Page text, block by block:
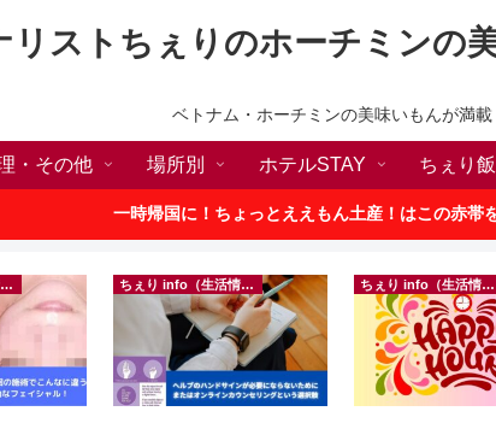
リストちぇりのホーチミンの
ベトナム・ホーチミンの美味いもんが満載
・その他 場所別 ホテルSTAY ちぇり
一時帰国に！ちょっとええもん土産！はこの赤帯
ちぇり info（生活情報） ちぇり info（生活情報） ちぇり info（生活情報）